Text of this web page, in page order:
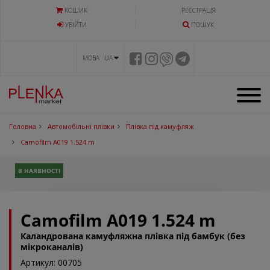
КОШИК
РЕЄСТРАЦІЯ
УВIЙТИ
ПОШУК
МОВА UA
Головна Автомобільні плівки
Плівка під камуфляж
Camofilm А019 1.524 m
В НАЯВНОСТІ
Camofilm А019 1.524 m
Каландрована камуфляжна плівка під бамбук (без
мікроканалів)
Артикул: 00705